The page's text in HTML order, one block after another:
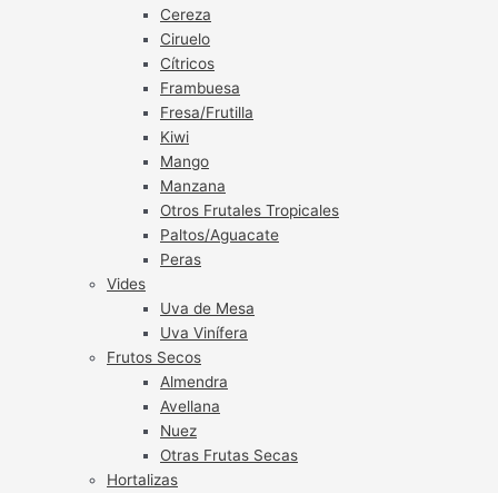
Cereza
Ciruelo
Cítricos
Frambuesa
Fresa/Frutilla
Kiwi
Mango
Manzana
Otros Frutales Tropicales
Paltos/Aguacate
Peras
Vides
Uva de Mesa
Uva Vinífera
Frutos Secos
Almendra
Avellana
Nuez
Otras Frutas Secas
Hortalizas